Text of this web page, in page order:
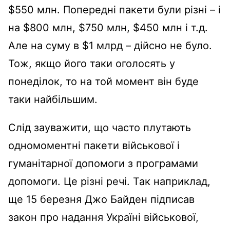
$550 млн. Попередні пакети були різні – і
на $800 млн, $750 млн, $450 млн і т.д.
Але на суму в $1 млрд – дійсно не було.
Тож, якщо його таки оголосять у
понеділок, то на той момент він буде
таки найбільшим.
Слід зауважити, що часто плутають
одномоментні пакети військової і
гуманітарної допомоги з програмами
допомоги. Це різні речі. Так наприклад,
ще 15 березня Джо Байден підписав
закон про надання Україні військової,